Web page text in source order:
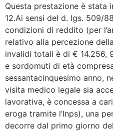
Questa prestazione è stata
12.Ai sensi del d. lgs. 509/
condizioni di reddito (per
relativo alla percezione
invalidi totali è di € 14.256,
e sordomuti di età
sessantacinquesimo anno,
visita medico legale sia
lavorativa, è concessa a
eroga tramite l’Inps), una
decorre dal primo giorno